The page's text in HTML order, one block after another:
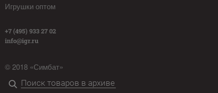
Игрушки оптом
+7 (495) 933 27 02
info@igr.ru
© 2018 «Симбат»